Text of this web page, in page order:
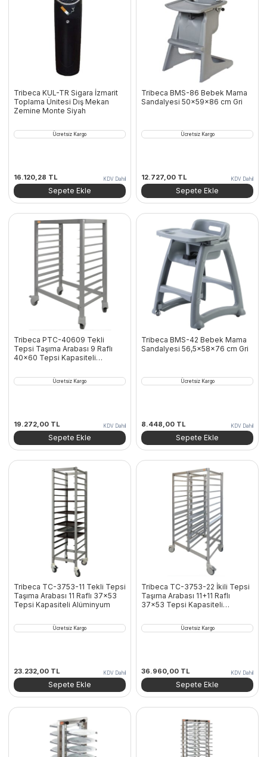
Tribeca KUL-TR Sigara İzmarit
Toplama Ünitesi Dış Mekan
Zemine Monte Siyah
Ücretsiz Kargo
16.120,28 TL KDV Dahil
Sepete Ekle
Tribeca BMS-86 Bebek Mama
Sandalyesi 50x59x86 cm Gri
Ücretsiz Kargo
12.727,00 TL KDV Dahil
Sepete Ekle
Tribeca PTC-40609 Tekli
Tepsi Taşıma Arabası 9 Raflı
40×60 Tepsi Kapasiteli
Ücretsiz Kargo
19.272,00 TL KDV Dahil
Sepete Ekle
Tribeca BMS-42 Bebek Mama
Sandalyesi 56,5x58x76 cm Gri
Ücretsiz Kargo
8.448,00 TL KDV Dahil
Sepete Ekle
Tribeca TC-3753-11 Tekli Tepsi
Taşıma Arabası 11 Raflı 37×53
Tepsi Kapasiteli Alüminyum
Ücretsiz Kargo
23.232,00 TL KDV Dahil
Sepete Ekle
Tribeca TC-3753-22 İkili Tepsi
Taşıma Arabası 11+11 Raflı
37×53 Tepsi Kapasiteli
Ücretsiz Kargo
36.960,00 TL KDV Dahil
Sepete Ekle